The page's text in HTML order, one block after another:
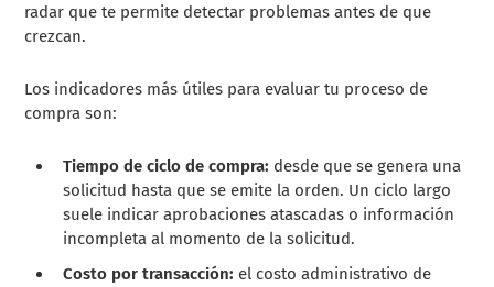
radar que te permite detectar problemas antes de que
crezcan.
Los indicadores más útiles para evaluar tu proceso de
compra son:
Tiempo de ciclo de compra: desde que se genera una
solicitud hasta que se emite la orden. Un ciclo largo
suele indicar aprobaciones atascadas o información
incompleta al momento de la solicitud.
Costo por transacción: el costo administrativo de